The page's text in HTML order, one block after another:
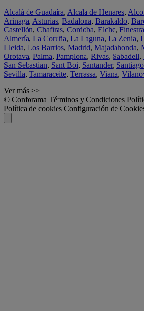
Alcalá de Guadaíra, Alcalá de Henares,
Arinaga, Asturias, Badalona, Barakaldo,
Castellón, Chafiras, Cordoba, Elche,
Almería, La Coruña, La Laguna, La Zenia,
Lleida, Los Barrios, Madrid, Majadahonda,
Orotava, Palma, Pamplona, Rivas, Sabadell,
San Sebastian, Sant Boi, Santander,
Sevilla, Tamaraceite, Terrassa, Viana,
Ver más >>
© Conforama Términos y Condiciones
Política de cookies Configuración de